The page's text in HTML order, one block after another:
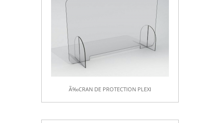
Ã‰CRAN DE PROTECTION PLEXI